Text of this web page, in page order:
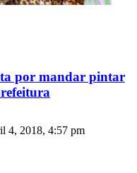
por mandar pintar
4, 2018, 4:57 pm